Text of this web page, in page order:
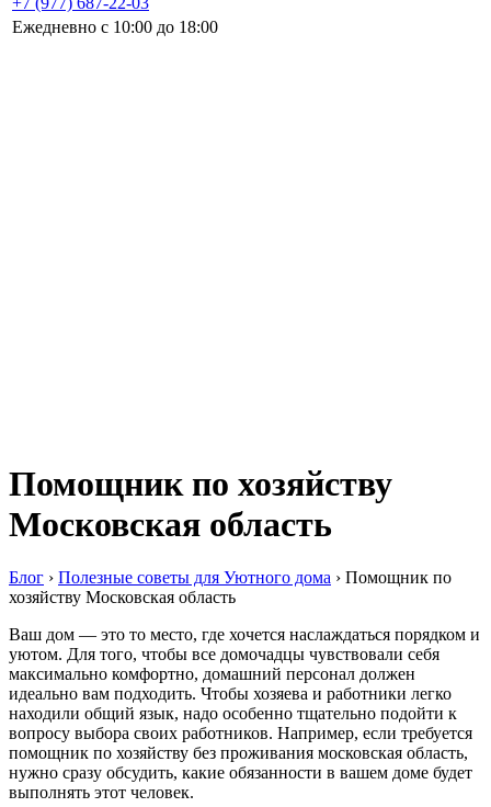
Ежедневно с 10:00 до 18:00
Помощник по хозяйству
Московская область
Блог › Полезные советы для Уютного дома › Помощник по
хозяйству Московская область
Ваш дом — это то место, где хочется наслаждаться порядком и
уютом. Для того, чтобы все домочадцы чувствовали себя
максимально комфортно, домашний персонал должен
идеально вам подходить. Чтобы хозяева и работники легко
находили общий язык, надо особенно тщательно подойти к
вопросу выбора своих работников. Например, если требуется
помощник по хозяйству без проживания московская область,
нужно сразу обсудить, какие обязанности в вашем доме будет
выполнять этот человек.